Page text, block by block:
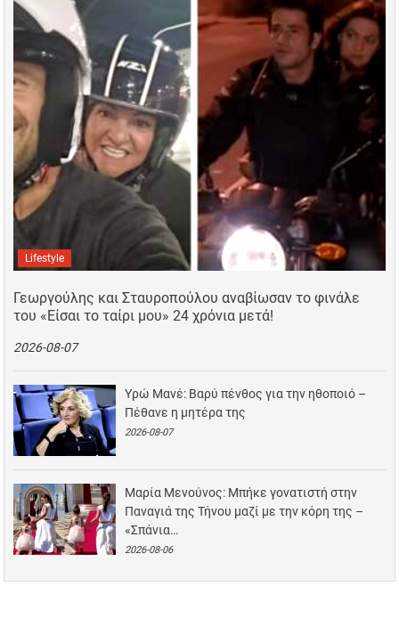
Lifestyle
Γεωργούλης και Σταυροπούλου αναβίωσαν το φινάλε
του «Είσαι το ταίρι μου» 24 χρόνια μετά!
2026-08-07
Υρώ Μανέ: Βαρύ πένθος για την ηθοποιό –
Πέθανε η μητέρα της
2026-08-07
Μαρία Μενούνος: Μπήκε γονατιστή στην
Παναγιά της Τήνου μαζί με την κόρη της –
«Σπάνια…
2026-08-06